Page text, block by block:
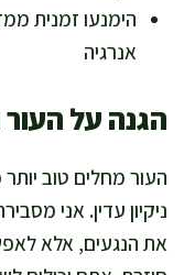
הימנעו זמנית
אנרגיה
הגנה על
העור מחלים טוב
ניקיון עדין. אני
את הנגעים, אלא